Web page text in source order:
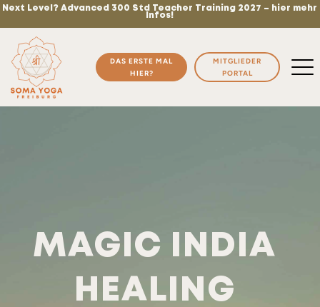
Next Level? Advanced 300 Std Teacher Training 2027 – hier mehr
Infos!
DAS ERSTE MAL
HIER?
MITGLIEDER
PORTAL
MAGIC INDIA
HEALING